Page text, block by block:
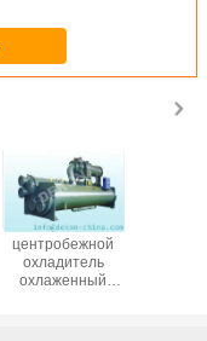
центробежной
охладитель
охлаженный